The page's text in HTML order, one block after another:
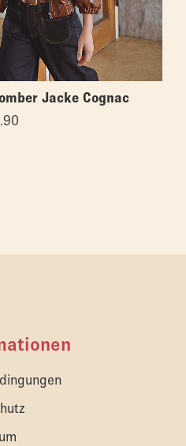
Jacke Cognac